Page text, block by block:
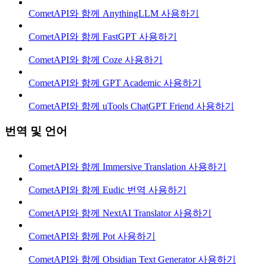
CometAPI와 함께 AnythingLLM 사용하기
CometAPI와 함께 FastGPT 사용하기
CometAPI와 함께 Coze 사용하기
CometAPI와 함께 GPT Academic 사용하기
CometAPI와 함께 uTools ChatGPT Friend 사용하기
번역 및 언어
CometAPI와 함께 Immersive Translation 사용하기
CometAPI와 함께 Eudic 번역 사용하기
CometAPI와 함께 NextAI Translator 사용하기
CometAPI와 함께 Pot 사용하기
CometAPI와 함께 Obsidian Text Generator 사용하기